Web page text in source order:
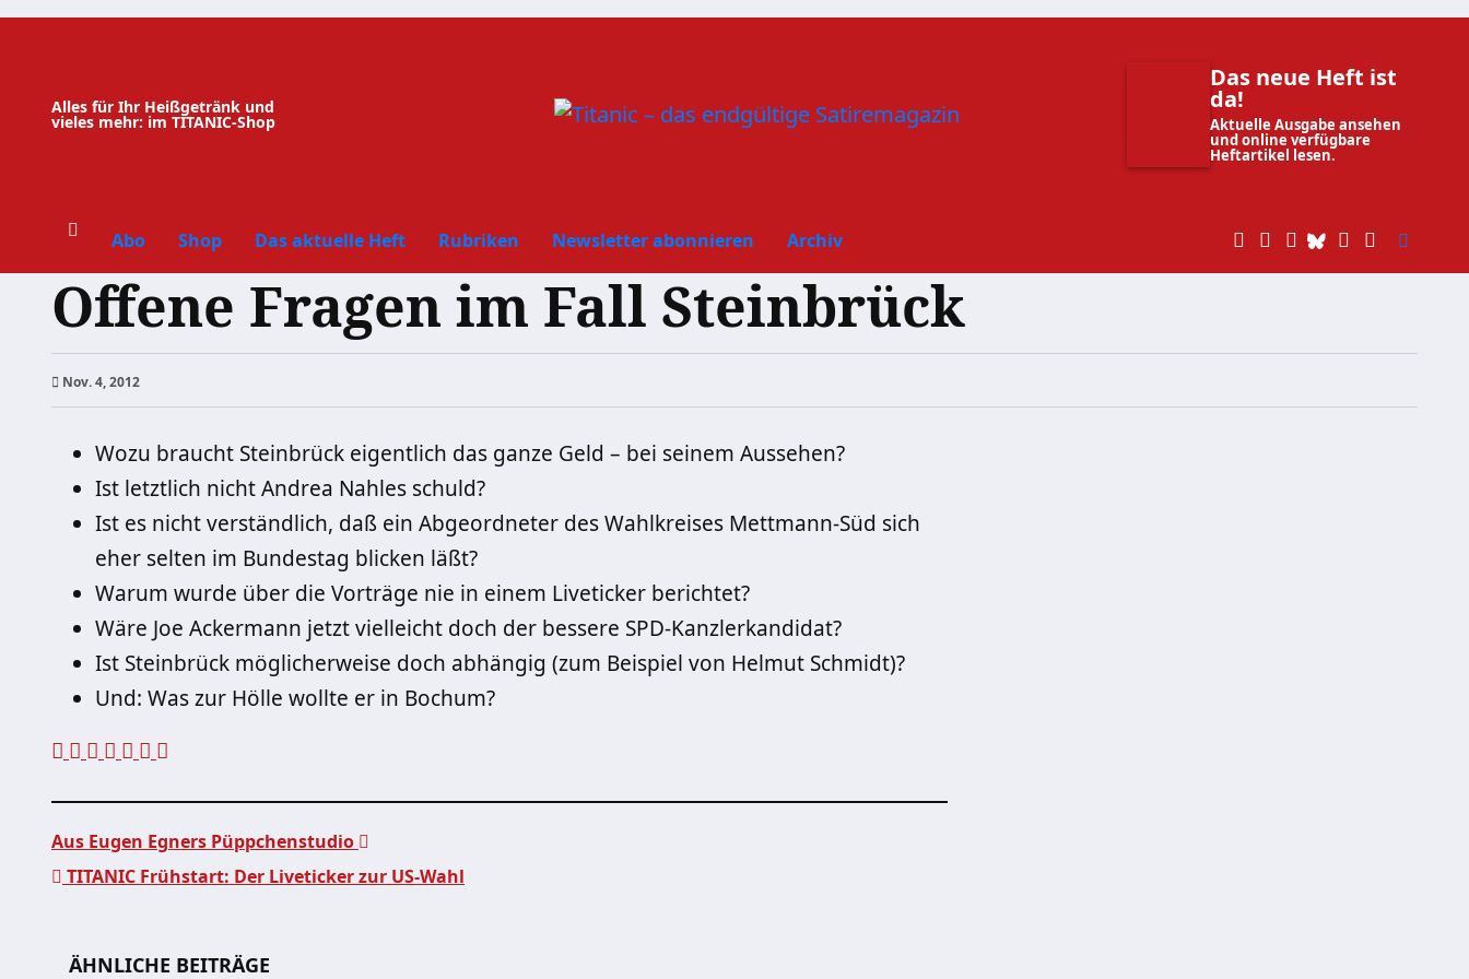
Zum
Alles für Ihr Heißgetränk und
vieles mehr: im TITANIC-Shop
Das neue Heft ist
da!
Aktuelle Ausgabe ansehen
und online verfügbare
Heftartikel lesen.
Abo Shop Das aktuelle Heft Rubriken Newsletter abonnieren Archiv
Offene Fragen im Fall Steinbrück
Nov. 4, 2012
Wozu braucht Steinbrück eigentlich das ganze Geld – bei seinem Aussehen?
Ist letztlich nicht Andrea Nahles schuld?
Ist es nicht verständlich, daß ein Abgeordneter des Wahlkreises Mettmann-Süd sich
eher selten im Bundestag blicken läßt?
Warum wurde über die Vorträge nie in einem Liveticker berichtet?
Wäre Joe Ackermann jetzt vielleicht doch der bessere SPD-Kanzlerkandidat?
Ist Steinbrück möglicherweise doch abhängig (zum Beispiel von Helmut Schmidt)?
Und: Was zur Hölle wollte er in Bochum?
Aus Eugen Egners Püppchenstudio
TITANIC Frühstart: Der Liveticker zur US-Wahl
ÄHNLICHE BEITRÄGE